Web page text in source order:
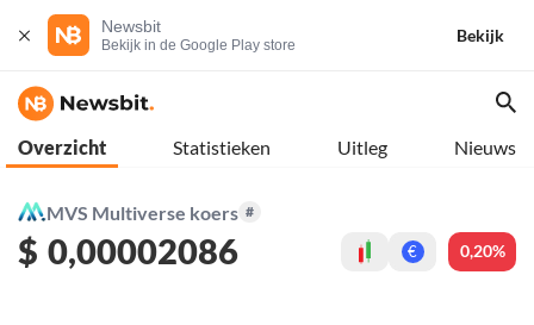
Newsbit
Bekijk in de Google Play store
Bekijk
Overzicht Statistieken Uitleg Nieuws
MVS Multiverse koers #
$ 0,00002086 € 0,20%